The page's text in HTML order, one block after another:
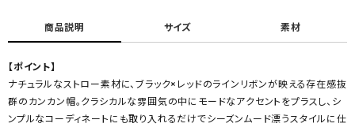
商品説明 サイズ 素材
【ポイント】
ナチュラルなストロー素材に、ブラック×レッドのラインリボンが映える存在感抜
群のカンカン帽。クラシカルな雰囲気の中にモードなアクセントをプラスし、シ
ンプルなコーディネートにも取り入れるだけでシーズンムード漂うスタイルに仕